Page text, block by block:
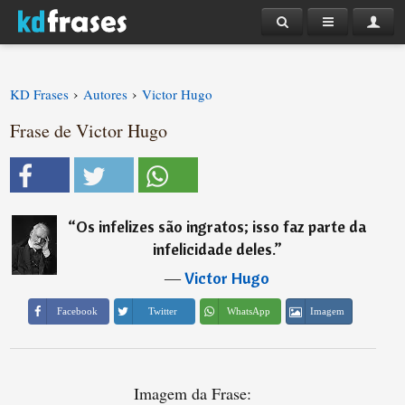
KD Frases › Autores › Victor Hugo
Frase de Victor Hugo
“Os infelizes são ingratos; isso faz parte da
infelicidade deles.”
―Victor Hugo
Facebook Twitter WhatsApp Imagem
Imagem da Frase: